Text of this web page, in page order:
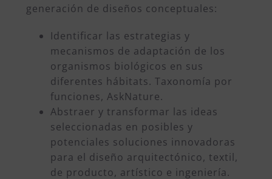
generación de diseños conceptuales:
Identificar las estrategias y
mecanismos de adaptación de los
organismos biológicos en sus
diferentes hábitats. Taxonomía por
funciones, AskNature.
Abstraer y transformar las ideas
seleccionadas en posibles y
potenciales soluciones innovadoras
para el diseño arquitectónico, textil,
de producto, artístico e ingeniería.